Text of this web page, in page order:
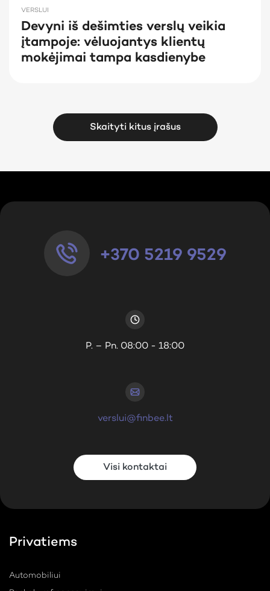
VERSLUI
Devyni iš dešimties verslų veikia
įtampoje: vėluojantys klientų
mokėjimai tampa kasdienybe
Skaityti kitus įrašus
+370 5219 9529
P. – Pn. 08:00 - 18:00
verslui@finbee.lt
Visi kontaktai
Privatiems
Automobiliui